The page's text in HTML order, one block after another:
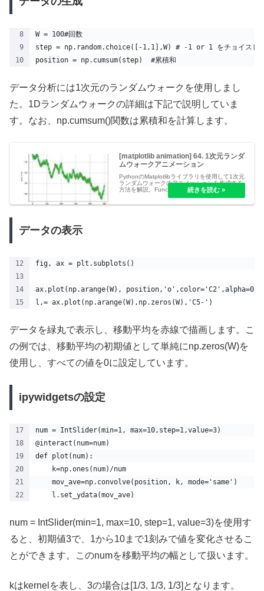
W = 100#回数
step = np.random.choice([-1,1],W) # -1 or 1 をチョイスした
position = np.cumsum(step)  #累積和
データ分析には1次元のランダムウォークを使用しまし
た。1Dランダムウォークの詳細は下記で説明していま
す。なお、np.cumsum()関数は累積和を計算します。
[matplotlib animation] 64. 1次元ランダ
ムウォークアニメーション
PythonのMatplotlibライブラリを使用して1次元
ランダムウォークのアニメーションを作成する
方法を解説。FuncAnimationクラスの活用法か
ら実装まで、確率過程の視覚化に役立つ技術を
データの表示
fig, ax = plt.subplots()
ax.plot(np.arange(W),
l,= ax.plot(np.arange(W),np.zeros(W),'C5-')
データを緑丸で表示し、移動平均を赤線で描画します。こ
の例では、移動平均の初期値として単純にnp.zeros(W)を
使用し、すべての値を0に設定しています。
ipywidgetsの設定
num = IntSlider(min=1, max=10,step=1,value=3)
@interact(num=num)
def plot(num):
    k=np.ones(num)/num
    mov_ave=np.convolve(position, k, mode='same')
    l.set_ydata(mov_ave)
num = IntSlider(min=1, max=10, step=1, value=3)を使用す
ると、初期値3で、1から10まで1刻みで値を変化させるこ
とができます。このnumを移動平均の幅として扱います。
kはkernelを表し、3の場合は[1/3, 1/3, 1/3]となります。